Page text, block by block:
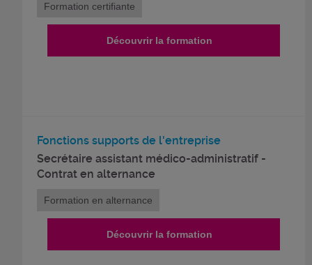
Formation certifiante
Découvrir la formation
Fonctions supports de l'entreprise
Secrétaire assistant médico-administratif -
Contrat en alternance
Formation en alternance
Découvrir la formation